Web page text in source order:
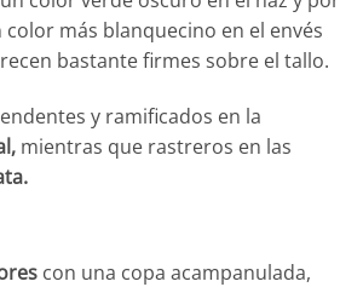
más blanquecino en el envés
bastante firmes sobre el tallo.
y ramificados en la
mientras que rastreros en las
con una copa acampanulada,